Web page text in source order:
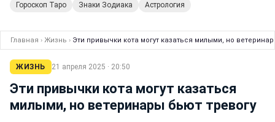
Гороскоп Таро Знаки Зодиака Астрология
Главная › Жизнь › Эти привычки кота могут казаться милыми, но
ЖИЗНЬ 21 апреля 2025 · 20:50
Эти привычки кота могут казаться
милыми, но ветеринары бьют тревогу